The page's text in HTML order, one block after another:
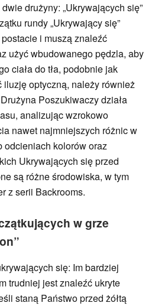
drużyny: „Ukrywających się”
rundy „Ukrywający się”
i muszą znaleźć
użyć wbudowanego pędzla, aby
ciała do tła, podobnie jak
iluzję optyczną, należy również
Poszukiwaczy działa
analizując wzrokowo
nawet najmniejszych różnic w
odcieniach kolorów oraz
Ukrywających się przed
są różne środowiska, w tym
z serii Backrooms.
w grze
się: Im bardziej
trudniej jest znaleźć ukryte
staną Państwo przed żółtą